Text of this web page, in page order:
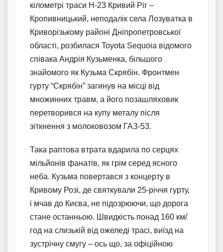
кілометрі траси Н-23 Кривий Ріг –
Кропивницький, неподалік села Лозуватка в
Криворізькому районі Дніпропетровської
області, розбилася Toyota Sequoia відомого
співака Андрія Кузьменка, більшого
знайомого як Кузьма Скрябін. Фронтмен
гурту “Скрябін” загинув на місці від
множинних травм, а його позашляховик
перетворився на купу металу після
зіткнення з молоковозом ГАЗ-53.
Така раптова втрата вдарила по серцях
мільйонів фанатів, як грім серед ясного
неба. Кузьма повертався з концерту в
Кривому Розі, де святкували 25-річчя гурту,
і мчав до Києва, не підозрюючи, що дорога
стане останньою. Швидкість понад 160 км/
год на слизькій від ожеледі трасі, виїзд на
зустрічну смугу – ось що, за офіційною